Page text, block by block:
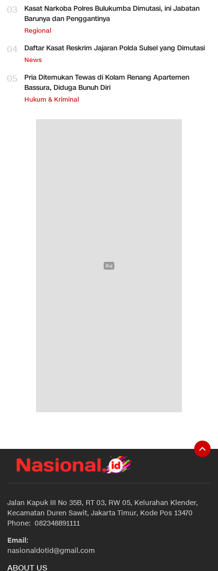
03
Kasat Narkoba Polres Bulukumba Dimutasi, ini Jabatan
Barunya dan Penggantinya
Regional
04 Daftar Kasat Reskrim Jajaran Polda Sulsel yang Dimutasi
News
05
Pria Ditemukan Tewas di Kolam Renang Apartemen
Bassura, Diduga Bunuh Diri
Hukum & Kriminal
Jalan Kapuk III No 35B, RT 03, RW 05, Kelurahan Klender,
Kecamatan Duren Sawit, Jakarta Timur, Kode Pos 13470
Phone: 082348891111
Email:
nasionaldotid@gmail.com
ABOUT US